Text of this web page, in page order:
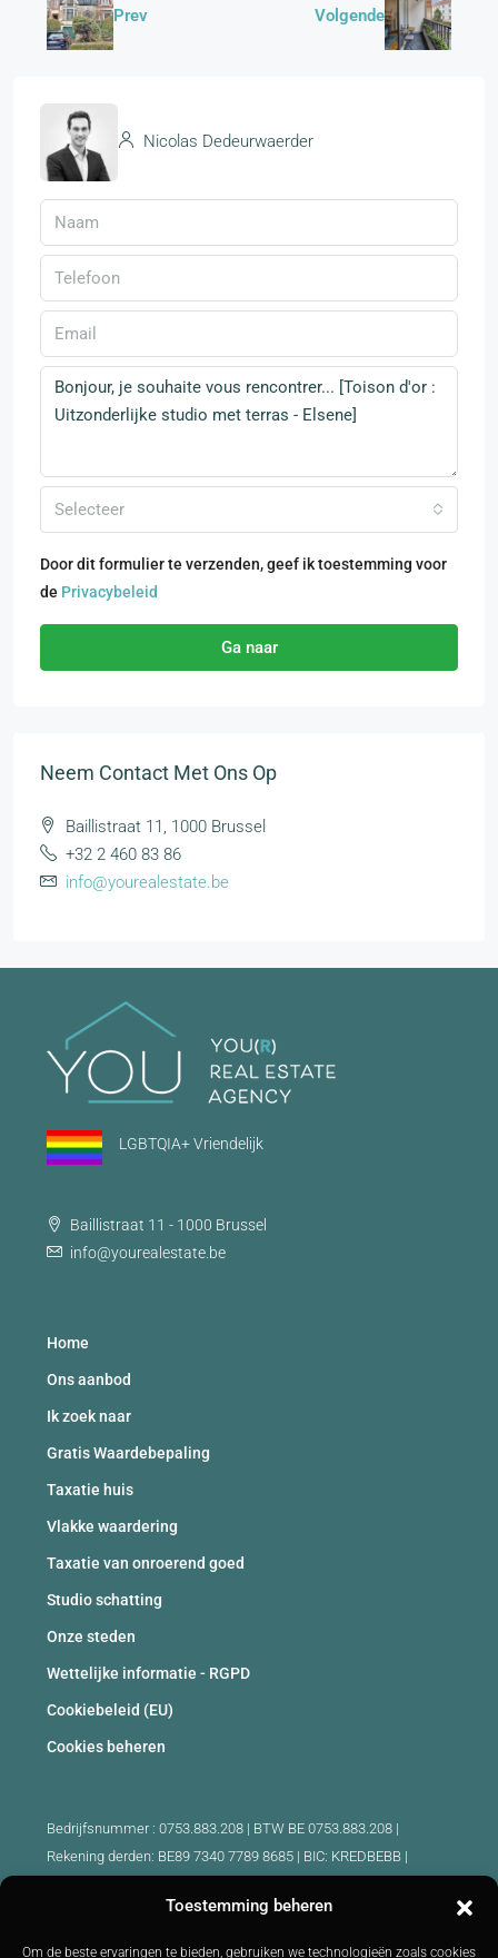
Toestemming beheren
Om de beste ervaringen te bieden, gebruiken we technologieën zoals cookies
Prev Volgende
Nicolas Dedeurwaerder
Selecteer
Door dit formulier te verzenden, geef ik toestemming voor
de Privacybeleid
Ga naar
Neem Contact Met Ons Op
Baillistraat 11, 1000 Brussel
+32 2 460 83 86
info@yourealestate.be
LGBTQIA+ Vriendelijk
Baillistraat 11 - 1000 Brussel
info@yourealestate.be
Home
Ons aanbod
Ik zoek naar
Gratis Waardebepaling
Taxatie huis
Vlakke waardering
Taxatie van onroerend goed
Studio schatting
Onze steden
Wettelijke informatie - RGPD
Cookiebeleid (EU)
Cookies beheren
Bedrijfsnummer : 0753.883.208 | BTW BE 0753.883.208 |
Rekening derden: BE89 7340 7789 8685 | BIC: KREDBEBB |